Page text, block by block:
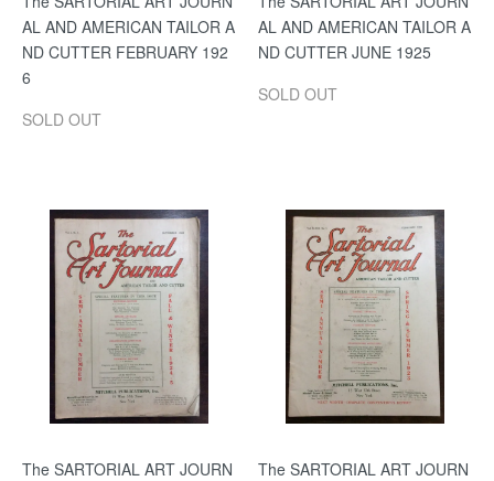
AL AND AMERICAN TAILOR A
ND CUTTER FEBRUARY 192
6
SOLD OUT
AL AND AMERICAN TAILOR A
ND CUTTER JUNE 1925
SOLD OUT
The SARTORIAL ART JOURN
The SARTORIAL ART JOURN